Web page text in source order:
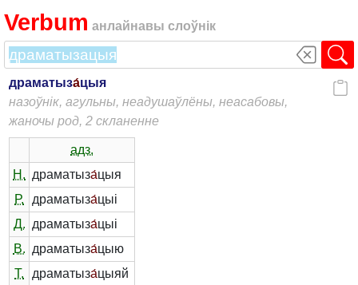
Verbum анлайнавы слоўнік
драматыза́цыя
назоўнік, агульны, неадушаўлёны, неасабовы,
жаночы род, 2 скланенне
адз.
Н. драматыза́цыя
Р.
драматыза́цыі
Д. драматыза́цыі
В. драматыза́цыю
Т.
драматыза́цыяй